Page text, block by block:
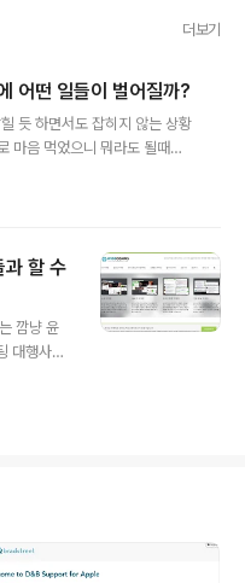
더보기
어떤 일들이 벌어질까?
듯 하면서도 잡히지 않는 상황
마음 먹었으니 뭐라도 될때까
공시킨다는 것이 어렵다고 결
려 있다. 2016년의 1/6이 지나
과 할 수
깜냥 윤
대행사인
수 있는
심 분야입
진행 가
wideco